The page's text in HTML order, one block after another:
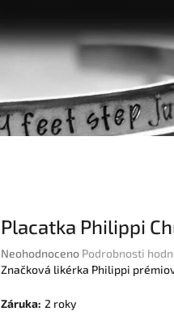
Placatka Philippi
Průměrné
hodnocení
je
Neohodnoceno Podrobnosti
Značková likérka Philippi
Záruka: 2 roky